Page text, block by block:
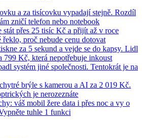
a za tisícovku vypadají stejně. Rozdíl
zničí telefon nebo notebook
stát přes 25 tisíc Kč a přijít až v roce
řeklo, proč nebude cenu dotovat
za 5 sekund a vejde se do kapsy. Lidl
799 Kč, která nepotřebuje inkoust
systém jiné společnosti. Tentokrát je na
brýle s kamerou a AI za 2 019 Kč.
je nerozeznáte
váš mobil žere data i přes noc a vy o
tuhle 1 funkci